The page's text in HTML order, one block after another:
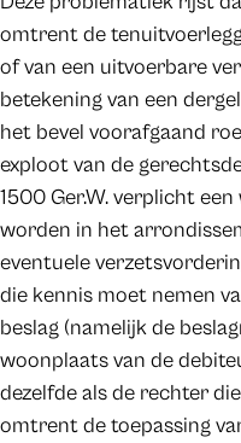
omtrent de
of van een uitvoerbare
betekening van een
het bevel voorafgaand
exploot van de
1500 Ger.W. verplicht
worden in het
eventuele
die kennis moet nemen
beslag (namelijk de
woonplaats van de
dezelfde als de rechter
omtrent de toepassing